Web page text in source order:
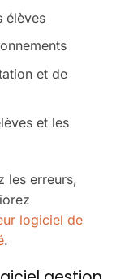
élèves
et de
et les
les erreurs,
logiciel de
.